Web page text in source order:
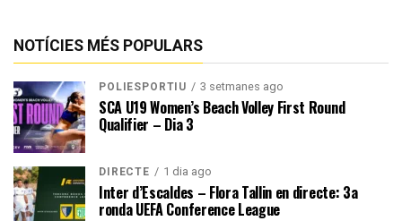
NOTÍCIES MÉS POPULARS
POLIESPORTIU 3 setmanes ago
SCA U19 Women’s Beach Volley First Round
Qualifier – Dia 3
DIRECTE 1 dia ago
Inter d’Escaldes – Flora Tallin en directe: 3a
ronda UEFA Conference League